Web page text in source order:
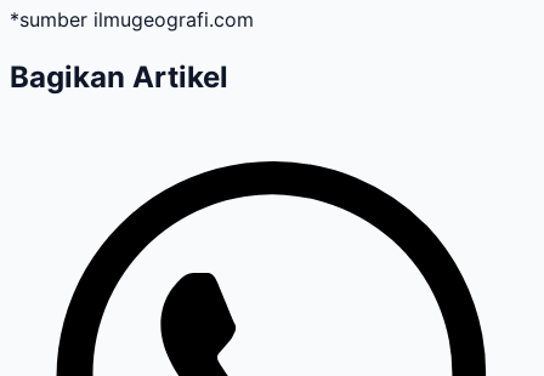
*sumber ilmugeografi.com
Bagikan Artikel